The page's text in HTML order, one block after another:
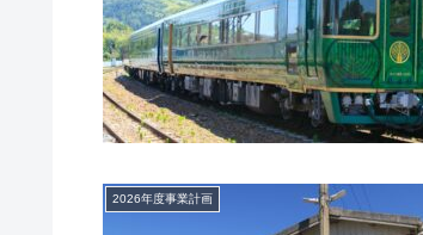
2026年度事業計画